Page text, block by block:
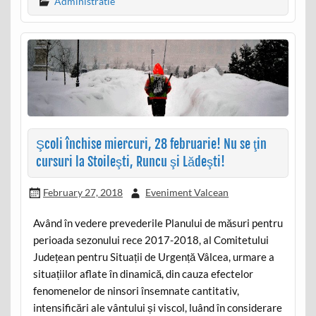
Şcoli închise miercuri, 28 februarie! Nu se ţin
cursuri la Stoileşti, Runcu şi Lădeşti!
February 27, 2018 Eveniment Valcean
Având în vedere prevederile Planului de măsuri pentru
perioada sezonului rece 2017-2018, al Comitetului
Județean pentru Situații de Urgență Vâlcea, urmare a
situațiilor aflate în dinamică, din cauza efectelor
fenomenelor de ninsori însemnate cantitativ,
intensificări ale vântului și viscol, luând în considerare